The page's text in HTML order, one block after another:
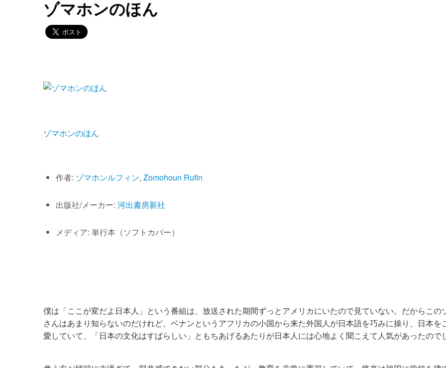
ゾマホンのほん
ゾマホンのほん
作者: ゾマホンルフィン, Zomohoun Rufin
出版社/メーカー: 河出書房新社
メディア: 単行本（ソフトカバー）
僕は「ここが変だよ日本人」という番組は、放送された期間ずっとアメリカにいたので見ていない。だからこの
さんはあまり知らないのだけれど、ベナンというアフリカの小国から来た外国人が日本語を巧みに操り、日本を
愛していて、「日本の文化はすばらしい」ともちあげるあたりが日本人には心地よく聞こえて人気があったので